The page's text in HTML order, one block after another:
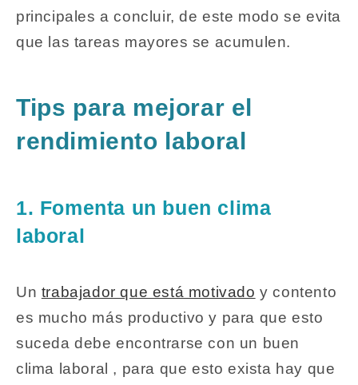
principales a concluir, de este modo se evita
que las tareas mayores se acumulen.
Tips para mejorar el
rendimiento laboral
1. Fomenta un buen clima
laboral
Un trabajador que está motivado y contento
es mucho más productivo y para que esto
suceda debe encontrarse con un buen
clima laboral , para que esto exista hay que